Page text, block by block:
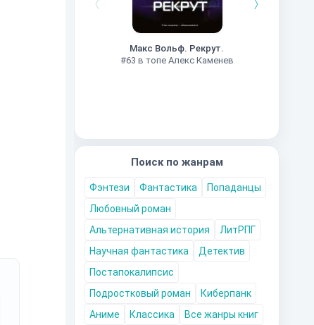
Макс Вольф. Рекрут.
#63 в топе Алекс Каменев
Поиск по жанрам
Фэнтези Фантастика
Попаданцы
Любовный роман
Альтернативная история
ЛитРПГ
Научная фантастика
Детектив
Постапокалипсис
Подростковый роман
Киберпанк
Аниме
Классика Все жанры книг